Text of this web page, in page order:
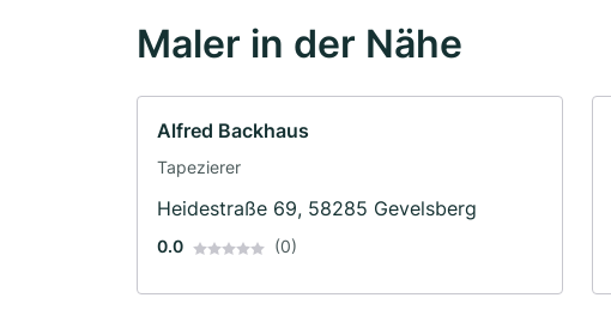
Maler in der Nähe
Alfred Backhaus
Tapezierer
Heidestraße 69, 58285 Gevelsberg
0.0 (0)